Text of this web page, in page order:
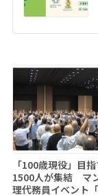
「100歳現役」目
1500人が集結 マ
理代務員イベント